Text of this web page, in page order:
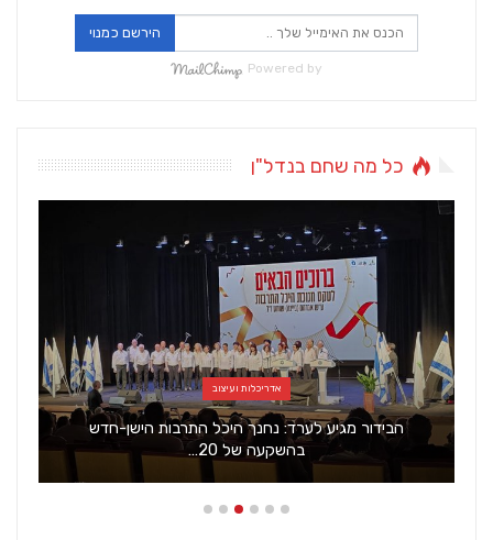
הירשם כמנוי
Powered by
כל מה שחם בנדל"ן
אדריכלות ועיצוב
הבידור מגיע לערד: נחנך היכל התרבות הישן-חדש
בהשקעה של 20…